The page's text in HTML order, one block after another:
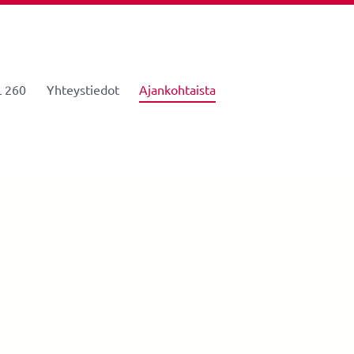
260 Yhteystiedot Ajankohtaista